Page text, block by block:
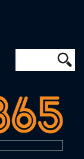
Φόρμα
Αναζήτηση